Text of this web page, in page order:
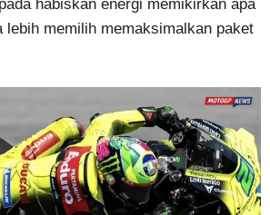
habiskan energi memikirkan apa
memilih memaksimalkan paket